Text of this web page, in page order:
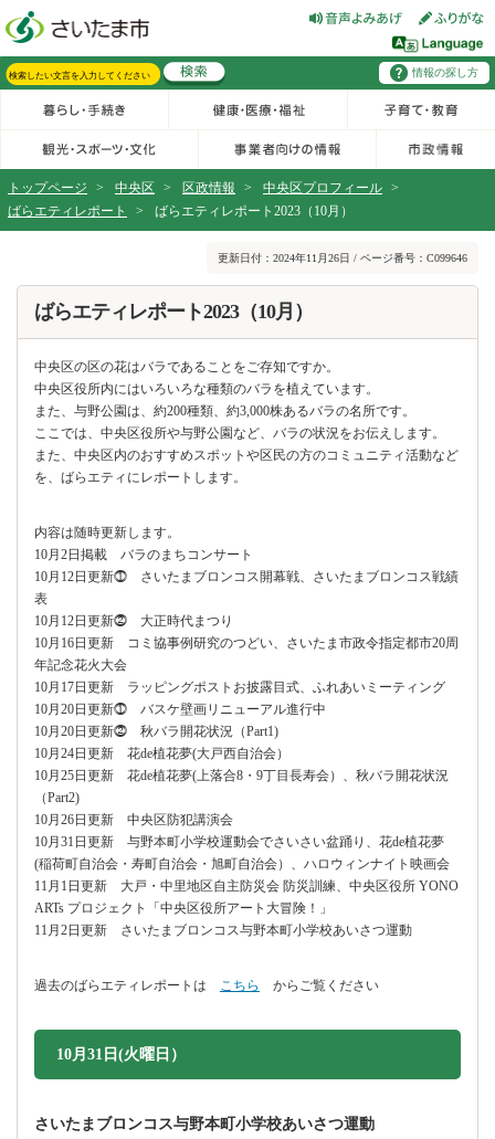
情報の探し方
トップページ > 中央区 > 区政情報 > 中央区プロフィール >
ばらエティレポート
> ばらエティレポート2023（10月）
更新日付：2024年11月26日 / ページ番号：C099646
ばらエティレポート2023（10月）
中央区の区の花はバラであることをご存知ですか。
中央区役所内にはいろいろな種類のバラを植えています。
また、与野公園は、約200種類、約3,000株あるバラの名所です。
ここでは、中央区役所や与野公園など、バラの状況をお伝えします。
また、中央区内のおすすめスポットや区民の方のコミュニティ活動など
を、ばらエティにレポートします。
内容は随時更新します。
10月2日掲載 バラのまちコンサート
10月12日更新⓵ さいたまブロンコス開幕戦、さいたまブロンコス戦績
表
10月12日更新⓶ 大正時代まつり
10月16日更新 コミ協事例研究のつどい、さいたま市政令指定都市20周
年記念花火大会
10月17日更新 ラッピングポストお披露目式、ふれあいミーティング
10月20日更新⓵ バスケ壁画リニューアル進行中
10月20日更新⓶ 秋バラ開花状況（Part1)
10月24日更新 花de植花夢(大戸西自治会）
10月25日更新 花de植花夢(上落合8・9丁目長寿会）、秋バラ開花状況
（Part2)
10月26日更新 中央区防犯講演会
10月31日更新 与野本町小学校運動会でさいさい盆踊り、花de植花夢
(稲荷町自治会・寿町自治会・旭町自治会）、ハロウィンナイト映画会
11月1日更新 大戸・中里地区自主防災会 防災訓練、中央区役所 YONO
ARTs プロジェクト「中央区役所アート大冒険！」
11月2日更新 さいたまブロンコス与野本町小学校あいさつ運動
過去のばらエティレポートは こちら からご覧ください
10月31日(火曜日）
さいたまブロンコス与野本町小学校あいさつ運動